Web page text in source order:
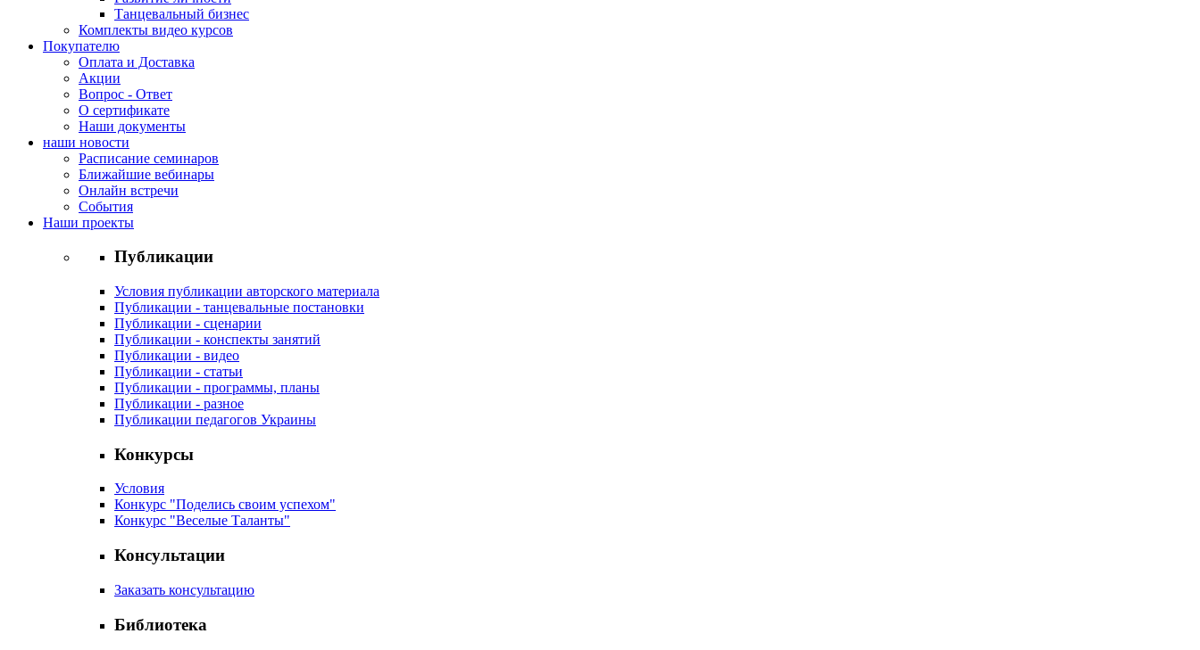
Танцевальный бизнес
Комплекты видео курсов
Покупателю
Оплата и Доставка
Акции
Вопрос - Ответ
О сертификате
Наши документы
наши новости
Расписание семинаров
Ближайшие вебинары
Онлайн встречи
События
Наши проекты
Публикации
Условия публикации авторского материала
Публикации - танцевальные постановки
Публикации - сценарии
Публикации - конспекты занятий
Публикации - видео
Публикации - статьи
Публикации - программы, планы
Публикации - разное
Публикации педагогов Украины
Конкурсы
Условия
Конкурс "Поделись своим успехом"
Конкурс "Веселые Таланты"
Консультации
Заказать консультацию
Библиотека